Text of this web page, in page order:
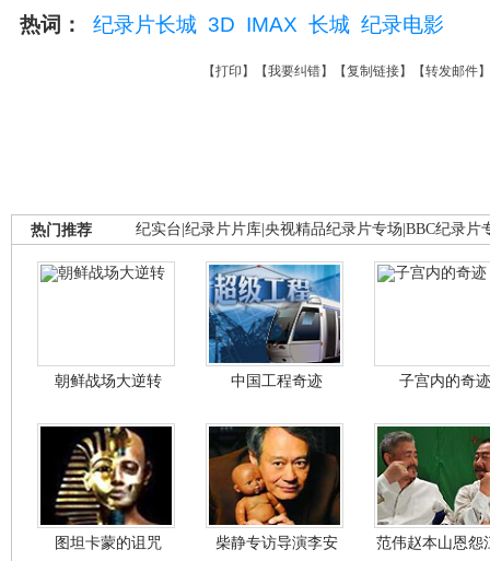
热词： 纪录片长城 3D IMAX 长城 纪录电影
【打印 】【我要纠错】【复制链接】【转发邮件
纪实台 纪录片片库 央视精品纪录片专场 BBC纪录片
热门推荐
朝鲜战场大逆转 中国工程奇迹 子宫内的奇迹
图坦卡蒙的诅咒 柴静专访导演李安 范伟赵本山恩怨